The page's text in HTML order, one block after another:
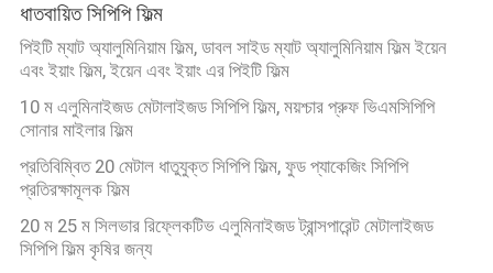
একটি
উদ্ধৃতি
অনুরোধ
করুন
সাইট
ম্যাপ
ধাতবায়িত সিপিপি ফিল্ম
পিইটি ম্যাট অ্যালুমিনিয়াম ফিল্ম, ডাবল সাইড ম্যাট অ্যালুমিনিয়াম ফিল্ম ইয়েন
এবং ইয়াং ফিল্ম, ইয়েন এবং ইয়াং এর পিইটি ফিল্ম
10 ম এলুমিনাইজড মেটালাইজড সিপিপি ফিল্ম, ময়শ্চার প্রুফ ভিএমসিপিপি
সোনার মাইলার ফিল্ম
প্রতিবিম্বিত 20 মেটাল ধাতুযুক্ত সিপিপি ফিল্ম, ফুড প্যাকেজিং সিপিপি
প্রতিরক্ষামূলক ফিল্ম
20 ম 25 ম সিলভার রিফ্লেকটিভ এলুমিনাইজড ট্রান্সপারেন্ট মেটালাইজড
সিপিপি ফিল্ম কৃষির জন্য